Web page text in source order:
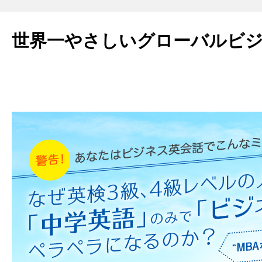
世界一やさしいグローバルビ